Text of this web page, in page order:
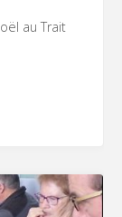
au Trait